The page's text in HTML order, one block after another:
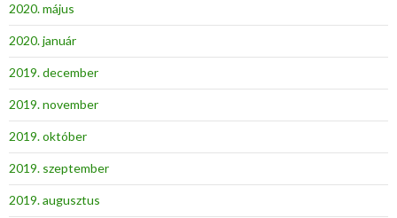
2020. május
2020. január
2019. december
2019. november
2019. október
2019. szeptember
2019. augusztus